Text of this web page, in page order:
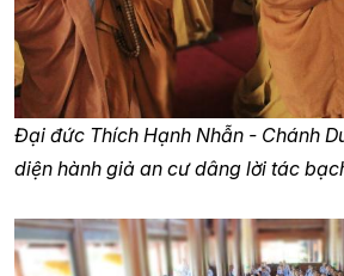
Đại đức Thích Hạnh Nhẫn - Chánh
diện hành giả an cư dâng lời tác